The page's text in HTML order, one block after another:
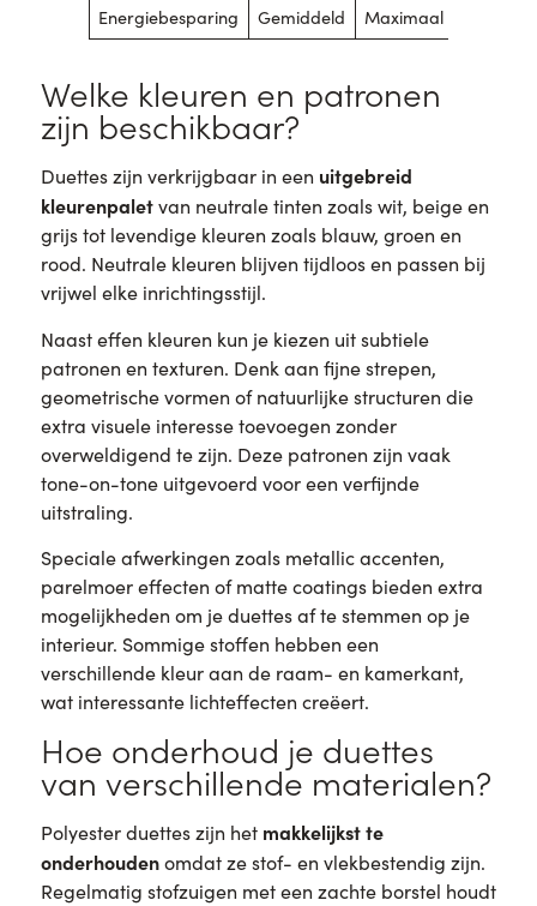
Energiebesparing Gemiddeld Maximaal
Welke kleuren en patronen
zijn beschikbaar?
Duettes zijn verkrijgbaar in een uitgebreid
kleurenpaletvan neutrale tinten zoals wit, beige en
grijs tot levendige kleuren zoals blauw, groen en
rood. Neutrale kleuren blijven tijdloos en passen bij
vrijwel elke inrichtingsstijl.
Naast effen kleuren kun je kiezen uit subtiele
patronen en texturen. Denk aan fijne strepen,
geometrische vormen of natuurlijke structuren die
extra visuele interesse toevoegen zonder
overweldigend te zijn. Deze patronen zijn vaak
tone-on-tone uitgevoerd voor een verfijnde
uitstraling.
Speciale afwerkingen zoals metallic accenten,
parelmoer effecten of matte coatings bieden extra
mogelijkheden om je duettes af te stemmen op je
interieur. Sommige stoffen hebben een
verschillende kleur aan de raam- en kamerkant,
wat interessante lichteffecten creëert.
Hoe onderhoud je duettes
van verschillende materialen?
Polyester duettes zijn het makkelijkst te
onderhoudenomdat ze stof- en vlekbestendig zijn.
Regelmatig stofzuigen met een zachte borstel houdt